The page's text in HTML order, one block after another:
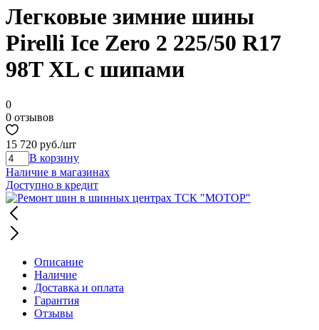
Легковые зимние шины
Pirelli Ice Zero 2 225/50 R17
98T XL с шипами
0
0 отзывов
15 720 руб./шт
В корзину
Наличие в магазинах
Доступно в кредит
Описание
Наличие
Доставка и оплата
Гарантия
Отзывы